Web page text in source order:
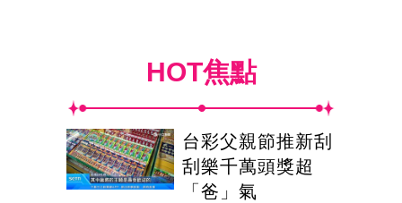
HOT焦點
台彩父親節推新刮
刮樂千萬頭獎超
「爸」氣